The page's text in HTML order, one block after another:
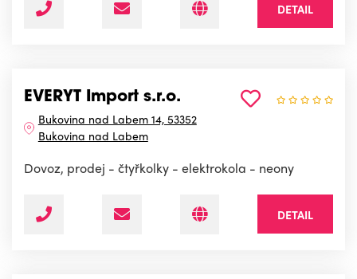
DETAIL
EVERYT Import s.r.o.
Bukovina nad Labem 14, 53352
Bukovina nad Labem
Dovoz, prodej - čtyřkolky - elektrokola - neony
DETAIL